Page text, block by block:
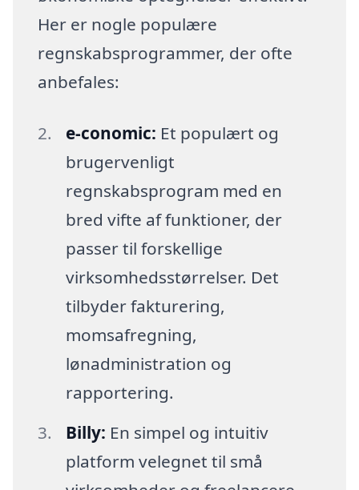
Her er nogle populære
regnskabsprogrammer, der ofte
anbefales:
e-conomic: Et populært og
brugervenligt
regnskabsprogram med en
bred vifte af funktioner, der
passer til forskellige
virksomhedsstørrelser. Det
tilbyder fakturering,
momsafregning,
lønadministration og
rapportering.
Billy: En simpel og intuitiv
platform velegnet til små